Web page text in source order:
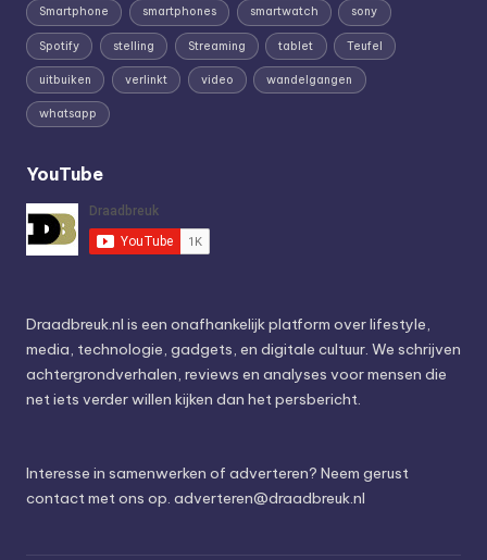
Smartphone smartphones smartwatch sony
Spotify stelling Streaming tablet Teufel
uitbuiken verlinkt video wandelgangen
whatsapp
YouTube
Draadbreuk.nl is een onafhankelijk platform over lifestyle,
media, technologie, gadgets, en digitale cultuur. We schrijven
achtergrondverhalen, reviews en analyses voor mensen die
net iets verder willen kijken dan het persbericht.
Interesse in samenwerken of adverteren? Neem gerust
contact met ons op. adverteren@draadbreuk.nl